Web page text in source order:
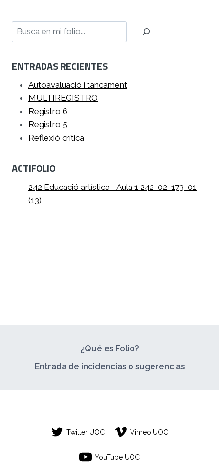
Buscar
ENTRADAS RECIENTES
Autoavaluació i tancament
MULTIREGISTRO
Registro 6
Registro 5
Reflexió crítica
ACTIFOLIO
242 Educació artística - Aula 1 242_02_173_01
(13)
¿Qué es Folio?
Entrada de incidencias o sugerencias
Twitter UOC Vimeo UOC
YouTube UOC